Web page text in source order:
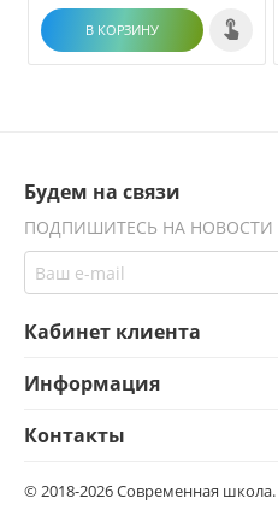
В КОРЗИНУ
Будем на связи
ПОДПИШИТЕСЬ НА НОВОСТИ
Кабинет клиента
Информация
Контакты
© 2018-2026 Современная школа.